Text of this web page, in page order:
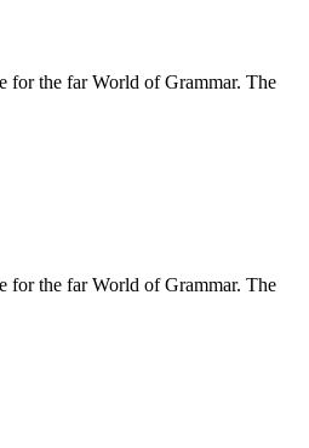
for the far World of Grammar. The
for the far World of Grammar. The